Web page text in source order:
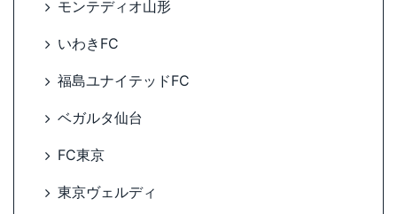
モンテディオ山形
いわきFC
福島ユナイテッドFC
ベガルタ仙台
FC東京
東京ヴェルディ